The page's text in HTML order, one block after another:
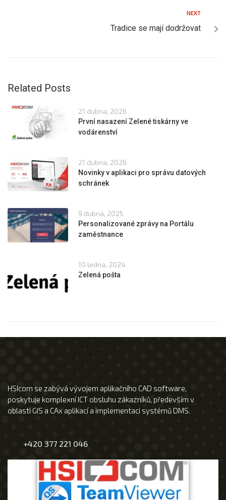
NEXT
Tradice se mají dodržovat
Related Posts
21 dubna, 2026
První nasazení Zelené tiskárny ve
vodárenství
21 dubna, 2026
Novinky v aplikaci pro správu datových
schránek
9 dubna, 2025
Personalizované zprávy na Portálu
zaměstnance
10 ledna, 2024
Zelená pošta
HSIcom se zabývá vývojem aplikačního CAD software,
poskytuje komplexní ICT obsluhu zákazníků, především v
oblasti GIS a CAx aplikací a implementaci systémů DMS.
+420 377 221 046